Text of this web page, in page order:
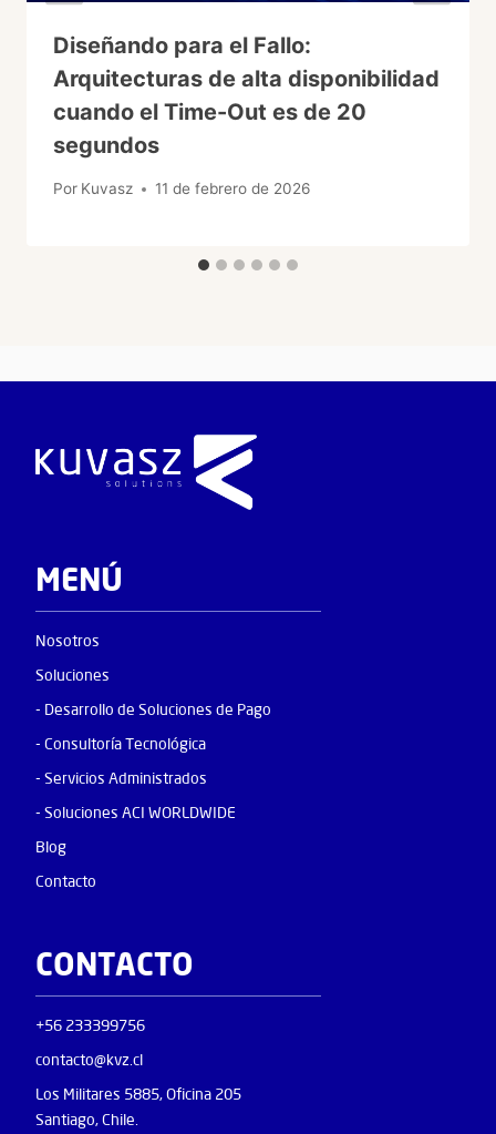
Diseñando para el Fallo:
Arquitecturas de alta disponibilidad
cuando el Time-Out es de 20
segundos
Por Kuvasz 11 de febrero de 2026
MENÚ
Nosotros
Soluciones
- Desarrollo de Soluciones de Pago
- Consultoría Tecnológica
- Servicios Administrados
- Soluciones ACI WORLDWIDE
Blog
Contacto
CONTACTO
+56 233399756
contacto@kvz.cl
Los Militares 5885, Oficina 205
Santiago, Chile.